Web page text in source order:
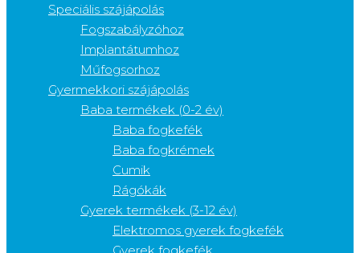
Speciális szájápolás
Fogszabályzóhoz
Implantátumhoz
Műfogsorhoz
Gyermekkori szájápolás
Baba termékek (0-2 év)
Baba fogkefék
Baba fogkrémek
Cumik
Rágókák
Gyerek termékek (3-12 év)
Elektromos gyerek fogkefék
Gyerek fogkefék